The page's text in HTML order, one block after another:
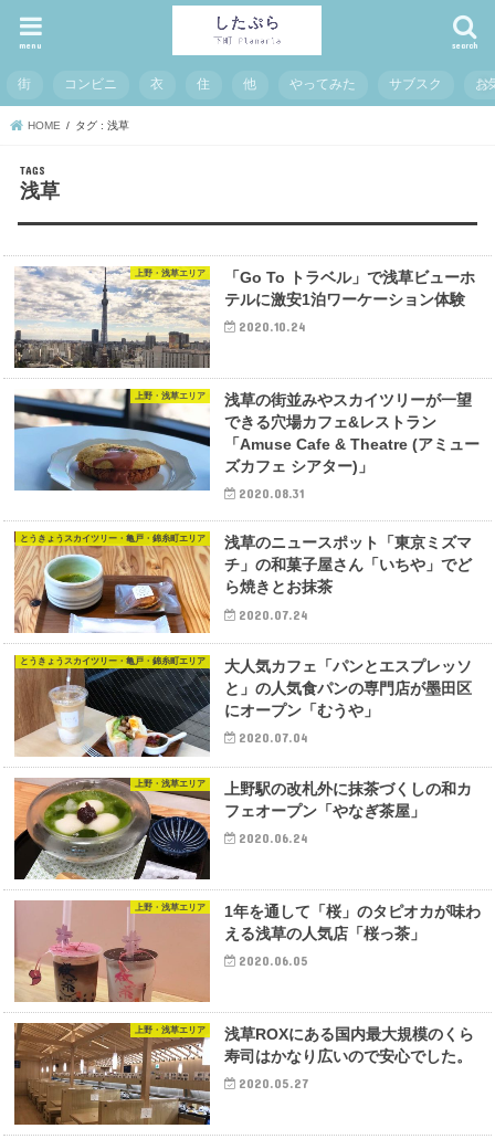
search
menu
街 コンビニ 衣 住 他 やってみた サブスク お
HOME タグ : 浅草
浅草
上野・浅草エリア
「Go To トラベル」で浅草ビューホ
テルに激安1泊ワーケーション体験
2020.10.24
上野・浅草エリア
浅草の街並みやスカイツリーが一望
できる穴場カフェ&レストラン
「Amuse Cafe & Theatre (アミュー
ズカフェ シアター)」
2020.08.31
とうきょうスカイツリー・亀戸・錦糸町エリア
浅草のニュースポット「東京ミズマ
チ」の和菓子屋さん「いちや」でど
ら焼きとお抹茶
2020.07.24
とうきょうスカイツリー・亀戸・錦糸町エリア
大人気カフェ「パンとエスプレッソ
と」の人気食パンの専門店が墨田区
にオープン「むうや」
2020.07.04
上野・浅草エリア
上野駅の改札外に抹茶づくしの和カ
フェオープン「やなぎ茶屋」
2020.06.24
上野・浅草エリア
1年を通して「桜」のタピオカが味わ
える浅草の人気店「桜っ茶」
2020.06.05
上野・浅草エリア
浅草ROXにある国内最大規模のくら
寿司はかなり広いので安心でした。
2020.05.27